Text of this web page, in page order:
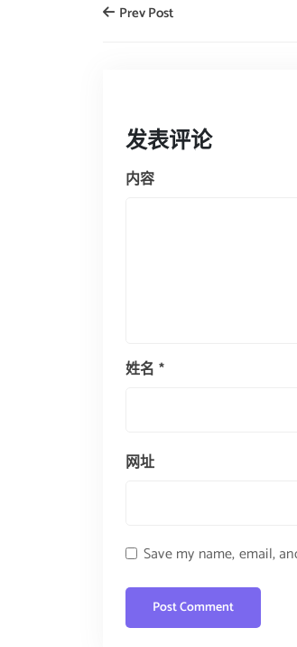
Prev Post
发表评论
内容
姓名 *
网址
Save my name, email,